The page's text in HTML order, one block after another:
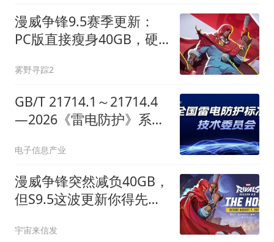
漫威争锋9.5赛季更新：
PC版直接瘦身40GB，硬
雾野寻踪2
GB/T 21714.1～21714.4
—2026《雷电防护》系列
电子信息产业
漫威争锋突然减负40GB，
但S9.5这波更新你得先扛
宇宙来信发